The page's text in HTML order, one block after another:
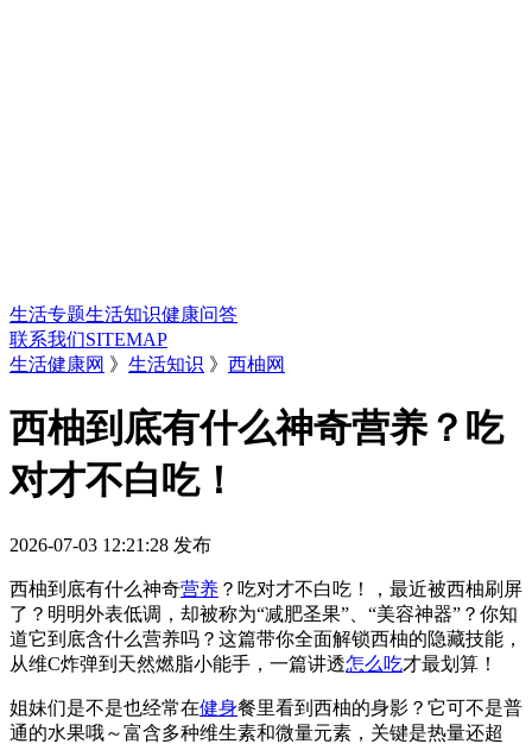
生活专题生活知识健康问答
联系我们SITEMAP
生活健康网 》 生活知识 》 西柚网
西柚到底有什么神奇营养？吃
对才不白吃！
2026-07-03 12:21:28 发布
西柚到底有什么神奇营养 ？吃对才不白吃！，最近被西柚刷屏
了？明明外表低调，却被称为“减肥圣果”、“美容神器”？你知
道它到底含什么营养吗？这篇带你全面解锁西柚的隐藏技能，
从维C炸弹到天然燃脂小能手，一篇讲透怎么吃才最划算！
姐妹们是不是也经常在健身餐里看到西柚的身影？它可不是普
通的水果哦～富含多种维生素和微量元素，关键是热量还超